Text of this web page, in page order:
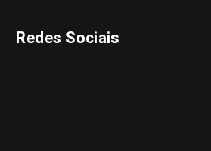
Redes Sociais